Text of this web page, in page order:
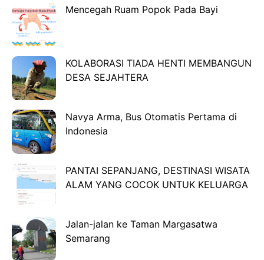
Mencegah Ruam Popok Pada Bayi
KOLABORASI TIADA HENTI MEMBANGUN
DESA SEJAHTERA
Navya Arma, Bus Otomatis Pertama di
Indonesia
PANTAI SEPANJANG, DESTINASI WISATA
ALAM YANG COCOK UNTUK KELUARGA
Jalan-jalan ke Taman Margasatwa
Semarang